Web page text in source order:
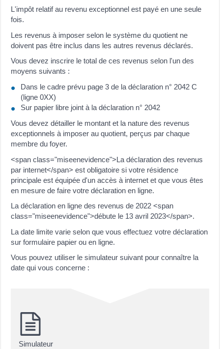
L'impôt relatif au revenu exceptionnel est payé en une seule
fois.
Les revenus à imposer selon le système du quotient ne
doivent pas être inclus dans les autres revenus déclarés.
Vous devez inscrire le total de ces revenus selon l'un des
moyens suivants :
Dans le cadre prévu page 3 de la déclaration n° 2042 C
(ligne 0XX)
Sur papier libre joint à la déclaration n° 2042
Vous devez détailler le montant et la nature des revenus
exceptionnels à imposer au quotient, perçus par chaque
membre du foyer.
<span class="miseenevidence">La déclaration des revenus
par internet</span> est obligatoire si votre résidence
principale est équipée d'un accès à internet et que vous êtes
en mesure de faire votre déclaration en ligne.
La déclaration en ligne des revenus de 2022 <span
class="miseenevidence">débute le 13 avril 2023</span>.
La date limite varie selon que vous effectuez votre déclaration
sur formulaire papier ou en ligne.
Vous pouvez utiliser le simulateur suivant pour connaître la
date qui vous concerne :
Simulateur